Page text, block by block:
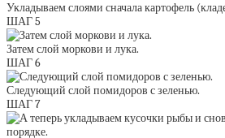
Укладываем слоями сначала картофель
ШАГ 5
Затем слой моркови и лука.
ШАГ 6
Следующий слой помидоров с зеленью.
ШАГ 7